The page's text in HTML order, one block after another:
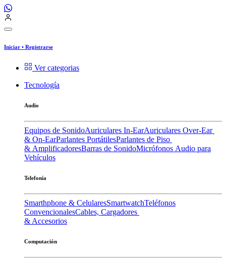
Iniciar • Registrarse
Ver categorias
Tecnología
Audio
Equipos de SonidoAuriculares In-EarAuriculares Over-Ear
& On-EarParlantes PortátilesParlantes de Piso
& AmplificadoresBarras de SonidoMicrófonos Audio para
Vehículos
Telefonía
Smarthphone & CelularesSmartwatchTeléfonos
ConvencionalesCables, Cargadores
& Accesorios
Computación